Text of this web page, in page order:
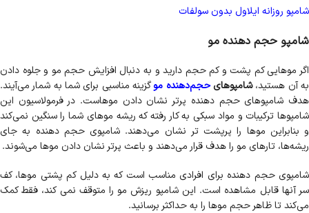
شامپو روزانه ایلاول بدون سولفات
شامپو حجم دهنده مو
اگر موهایی کم پشت و کم حجم دارید و به دنبال افزایش حجم مو و جلوه دادن
به آن هستید،شامپوهایحجم‌دهنده موگزینه مناسبی برای شما به شمار می‌آیند.
هدف شامپوهای حجم دهنده پرتر نشان دادن موهاست. در فرمولاسیون این
شامپوها ترکیبات و مواد سبکی به کار رفته که ریشه موهای شما را سنگین نمی‌کند
و بنابراین موها را پرپشت تر نشان می‌دهند. شامپوی حجم دهنده به جای
ریشه‌‌ها، تارهای مو را هدف قرار می‌دهند و باعث پرتر نشان دادن موها می‌شوند.
شامپوی حجم دهنده برای افرادی مناسب است که به دلیل کم پشتی موها، کف
سر آنها قابل مشاهده است. این شامپو ریزش مو را متوقف نمی کند، فقط کمک
می‌کند تا ظاهر حجم موها را به حداکثر برسانید.